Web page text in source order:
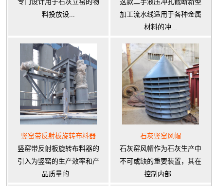
专门设计用于石灰立窑的物
料投放设...
这款二手液压冲孔截断新型
加工流水线适用于各种金属
材料的冲...
竖窑带反射板旋转布料器
竖窑带反射板旋转布料器的
引入为竖窑的生产效率和产
品质量的...
石灰竖窑风帽
石灰窑风帽作为石灰生产中
不可或缺的重要装置，其在
控制内部...